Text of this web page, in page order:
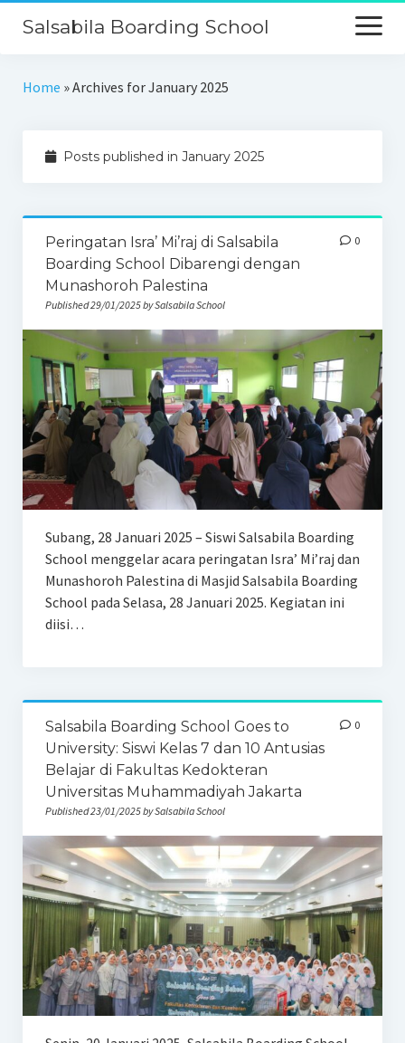
Salsabila Boarding School
Beranda
Kurikulum
Galeri
Kontak
Home »Archives for January 2025
Posts published in January 2025
Peringatan Isra’ Mi’raj di Salsabila
Boarding School Dibarengi dengan
Munashoroh Palestina
Published 29/01/2025 by Salsabila School
0
Subang, 28 Januari 2025 – Siswi Salsabila Boarding
School menggelar acara peringatan Isra’ Mi’raj dan
Munashoroh Palestina di Masjid Salsabila Boarding
School pada Selasa, 28 Januari 2025. Kegiatan ini
diisi…
Salsabila Boarding School Goes to
University: Siswi Kelas 7 dan 10 Antusias
Belajar di Fakultas Kedokteran
Universitas Muhammadiyah Jakarta
Published 23/01/2025 by Salsabila School
0